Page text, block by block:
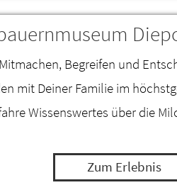
Begreifen und
mit Deiner Familie im
Wissenswertes über die
Zum Erlebnis